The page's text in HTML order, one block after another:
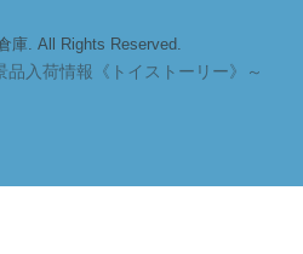
庫. All Rights Reserved.
品入荷情報《トイストーリー》～